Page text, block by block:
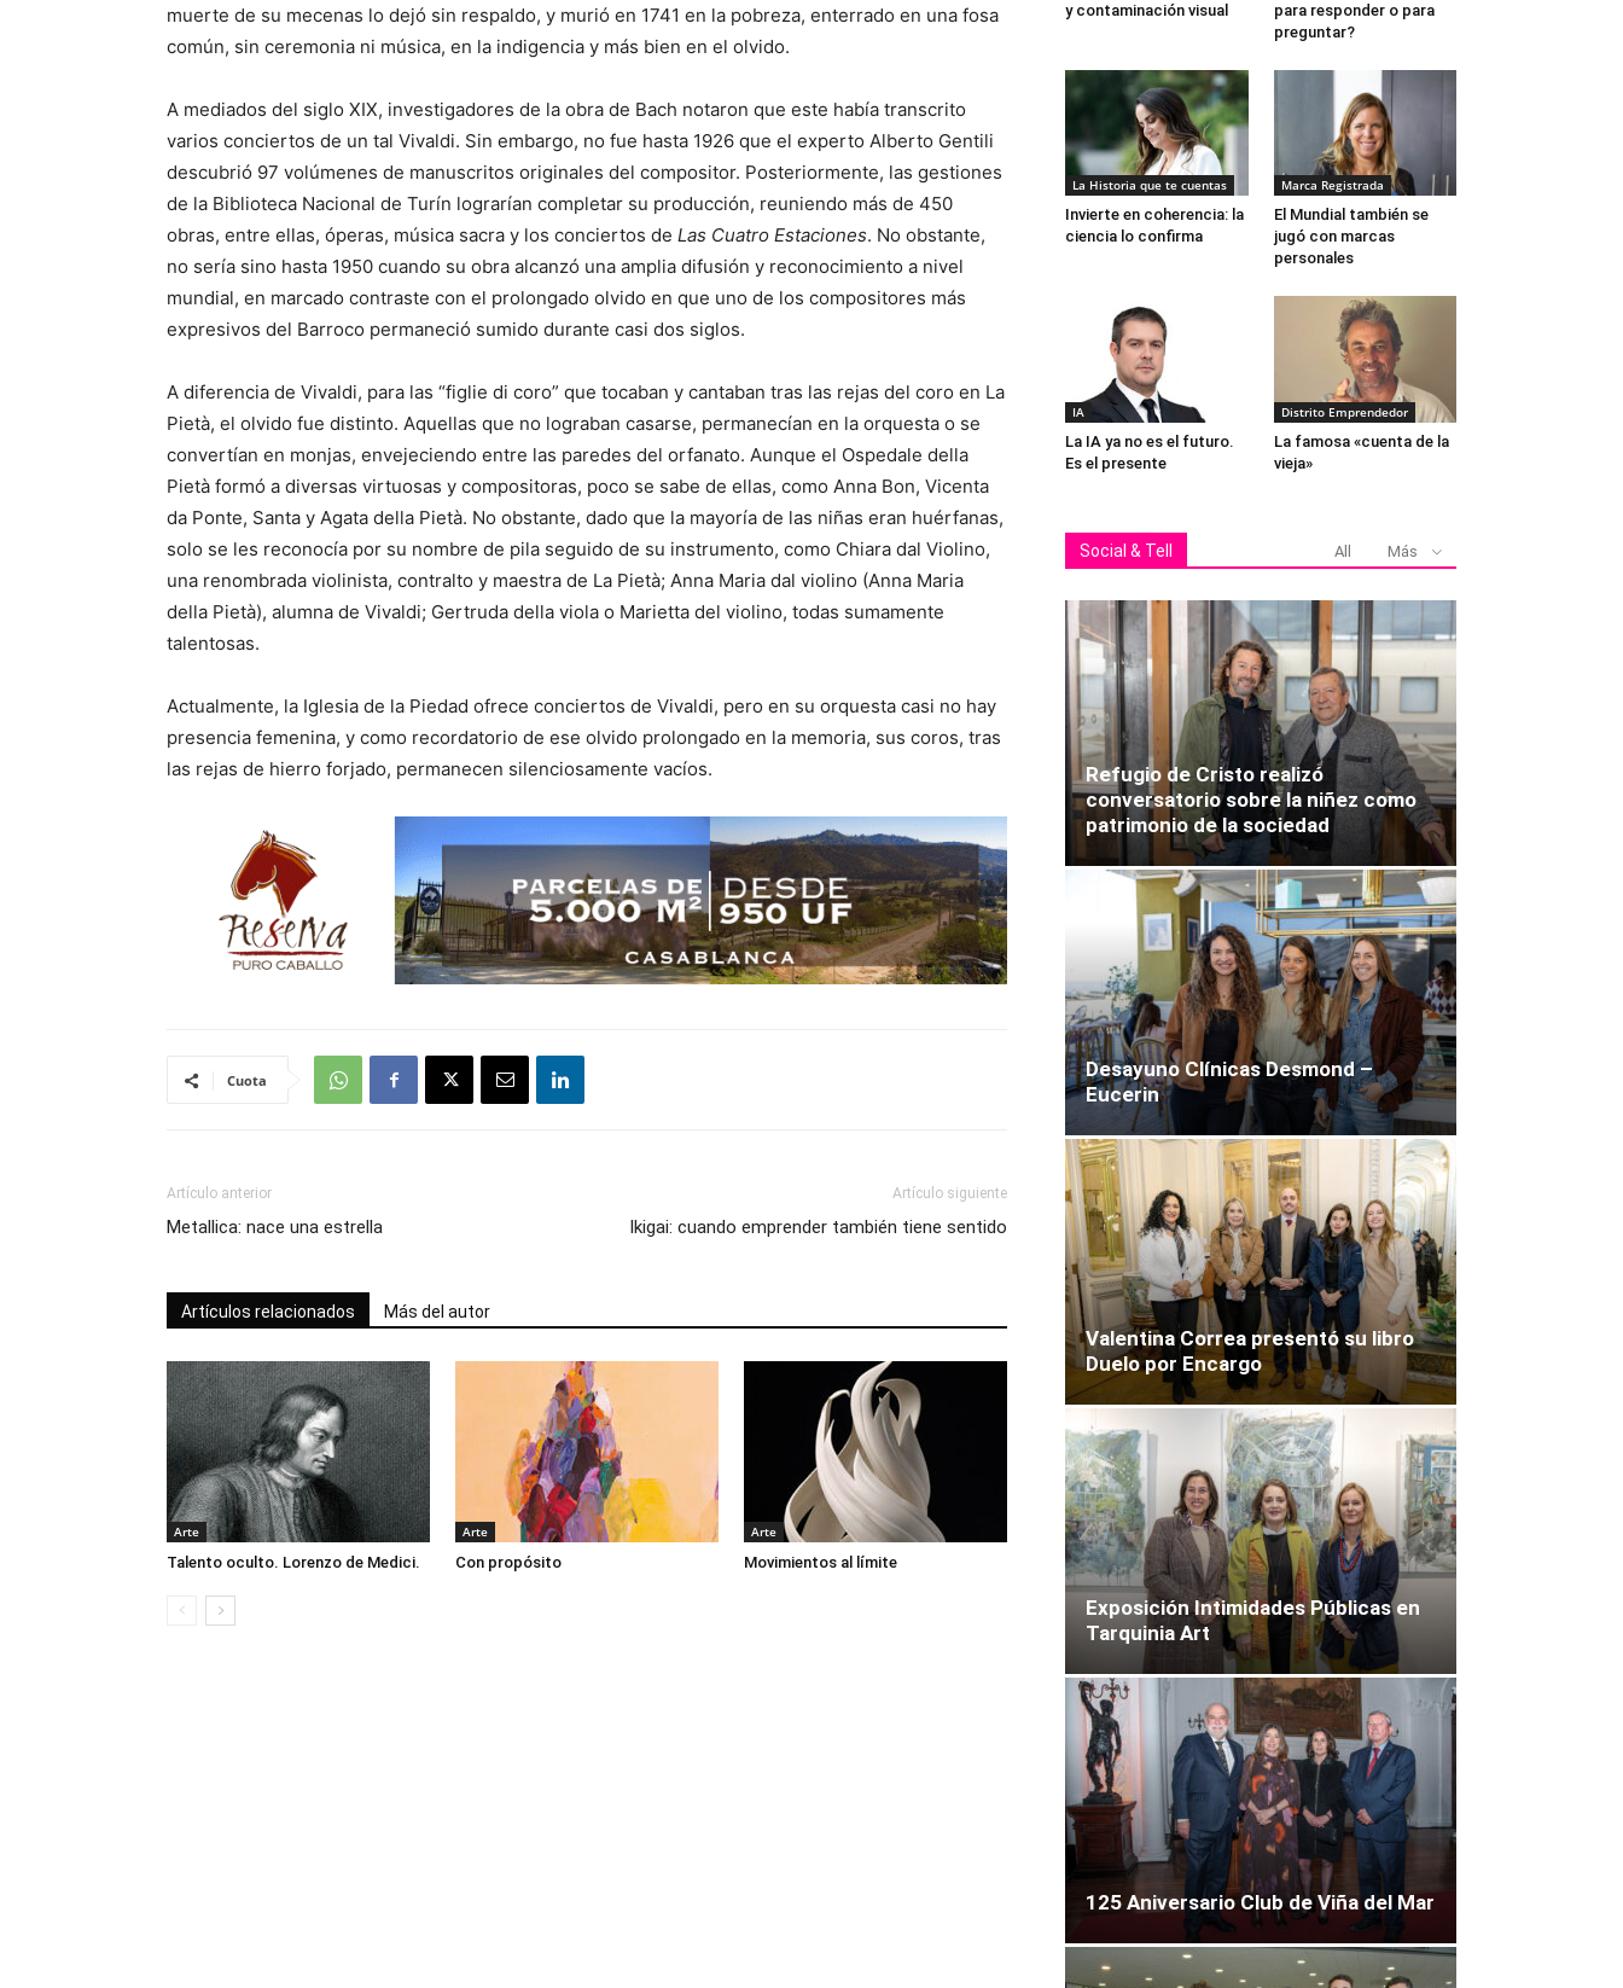
muerte de su mecenas lo dejó sin respaldo, y murió en 1741 en la pobreza, enterrado en una fosa
común, sin ceremonia ni música, en la indigencia y más bien en el olvido.
A mediados del siglo XIX, investigadores de la obra de Bach notaron que este había transcrito
varios conciertos de un tal Vivaldi. Sin embargo, no fue hasta 1926 que el experto Alberto Gentili
descubrió 97 volúmenes de manuscritos originales del compositor. Posteriormente, las gestiones
de la Biblioteca Nacional de Turín lograrían completar su producción, reuniendo más de 450
obras, entre ellas, óperas, música sacra y los conciertos de Las Cuatro Estaciones. No obstante,
no sería sino hasta 1950 cuando su obra alcanzó una amplia difusión y reconocimiento a nivel
mundial, en marcado contraste con el prolongado olvido en que uno de los compositores más
expresivos del Barroco permaneció sumido durante casi dos siglos.
A diferencia de Vivaldi, para las “figlie di coro” que tocaban y cantaban tras las rejas del coro en La
Pietà, el olvido fue distinto. Aquellas que no lograban casarse, permanecían en la orquesta o se
convertían en monjas, envejeciendo entre las paredes del orfanato. Aunque el Ospedale della
Pietà formó a diversas virtuosas y compositoras, poco se sabe de ellas, como Anna Bon, Vicenta
da Ponte, Santa y Agata della Pietà. No obstante, dado que la mayoría de las niñas eran huérfanas,
solo se les reconocía por su nombre de pila seguido de su instrumento, como Chiara dal Violino,
una renombrada violinista, contralto y maestra de La Pietà; Anna Maria dal violino (Anna Maria
della Pietà), alumna de Vivaldi; Gertruda della viola o Marietta del violino, todas sumamente
talentosas.
Actualmente, la Iglesia de la Piedad ofrece conciertos de Vivaldi, pero en su orquesta casi no hay
presencia femenina, y como recordatorio de ese olvido prolongado en la memoria, sus coros, tras
las rejas de hierro forjado, permanecen silenciosamente vacíos.
Cuota
Artículo anterior
Metallica: nace una estrella
Artículo siguiente
Ikigai: cuando emprender también tiene sentido
Artículos relacionados Más del autor
Arte
Talento oculto. Lorenzo de Medici.
Arte
Con propósito
Arte
Movimientos al límite
y contaminación visual
para responder o para
preguntar?
La Historia que te cuentas
Invierte en coherencia: la
ciencia lo confirma
Marca Registrada
El Mundial también se
jugó con marcas
personales
IA
La IA ya no es el futuro.
Es el presente
Distrito Emprendedor
La famosa «cuenta de la
vieja»
Social & Tell All Más
Refugio de Cristo realizó
conversatorio sobre la niñez como
patrimonio de la sociedad
Desayuno Clínicas Desmond –
Eucerin
Valentina Correa presentó su libro
Duelo por Encargo
Exposición Intimidades Públicas en
Tarquinia Art
125 Aniversario Club de Viña del Mar